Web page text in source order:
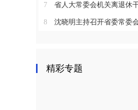
7 省人大常委会机关离退休干部职工党总支召开
8 沈晓明主持召开省委常委
精彩专题